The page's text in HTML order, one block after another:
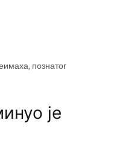
познатог
је